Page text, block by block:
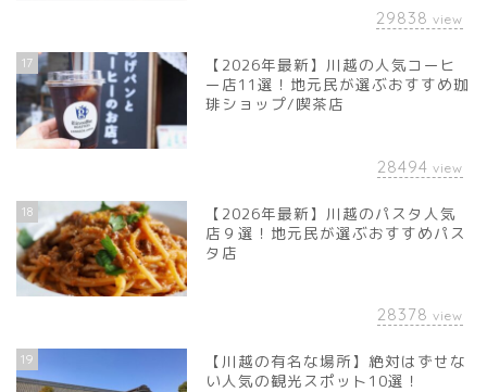
29838 view
17
【2026年最新】川越の人気コーヒ
ー店11選！地元民が選ぶおすすめ珈
琲ショップ/喫茶店
28494 view
18
【2026年最新】川越のパスタ人気
店９選！地元民が選ぶおすすめパス
タ店
28378 view
19
【川越の有名な場所】絶対はずせな
い人気の観光スポット10選！